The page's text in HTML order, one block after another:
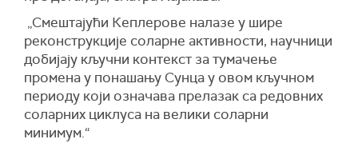
„Смештајући Кеплерове налазе у шире
реконструкције соларне активности, научници
добијају кључни контекст за тумачење
промена у понашању Сунца у овом кључном
периоду који означава прелазак са редовних
соларних циклуса на велики соларни
минимум.“